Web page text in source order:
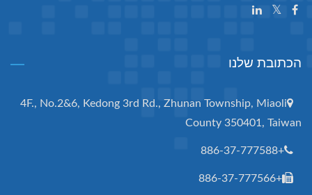
הכתובת שלנו
4F., No.2&6, Kedong 3rd Rd., Zhunan Township, Miaoli
County 350401, Taiwan
+886-37-777588
+886-37-777566